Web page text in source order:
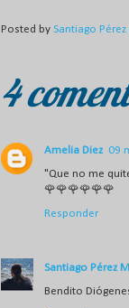
Posted by Santiago
4
Amelia Diez 09
"Que no me
🌹🌹🌹🌹🌹🌹
Responder
Santiago Pérez
Bendito